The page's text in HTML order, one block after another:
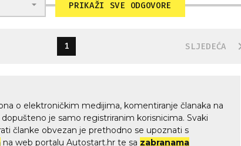
PRIKAŽI SVE ODGOVORE
1 SLJEDEĆA
o elektroničkim medijima, komentiranje članaka na
je samo registriranim korisnicima. Svaki
članke obvezan je prethodno se upoznati s
na web portalu Autostart.hr te sa zabranama